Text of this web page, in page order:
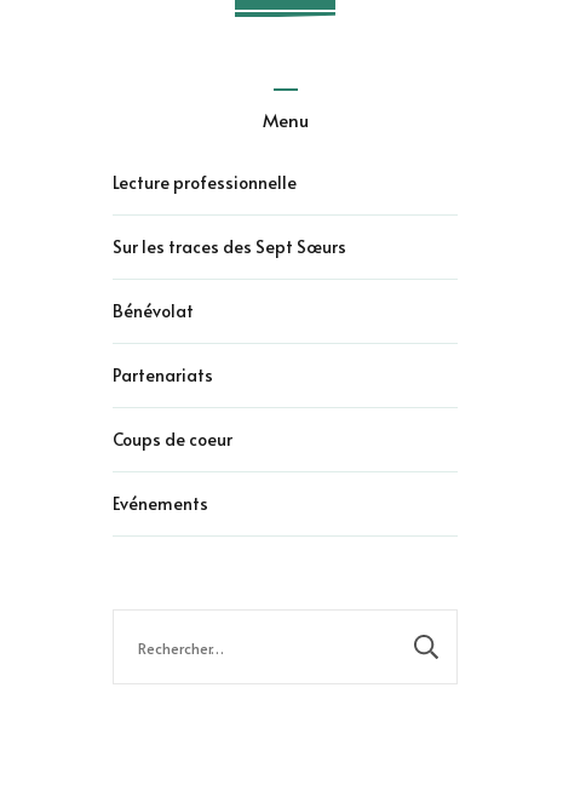
Menu
Lecture professionnelle
Sur les traces des Sept Sœurs
Bénévolat
Partenariats
Coups de coeur
Evénements